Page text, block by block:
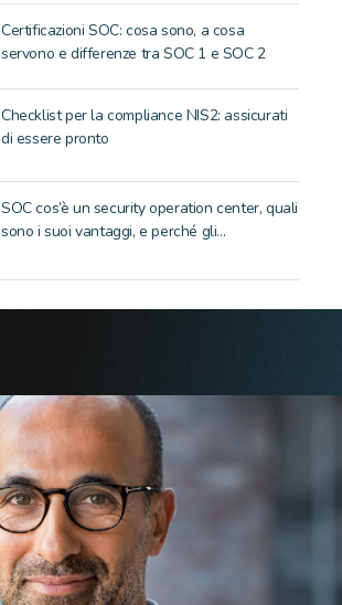
Certificazioni SOC: cosa sono, a cosa
servono e differenze tra SOC 1 e SOC 2
Checklist per la compliance NIS2: assicurati
di essere pronto
SOC cos’è un security operation center, quali
sono i suoi vantaggi, e perché gli...